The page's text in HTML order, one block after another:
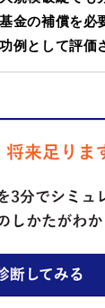
金の補償を必
例として評価